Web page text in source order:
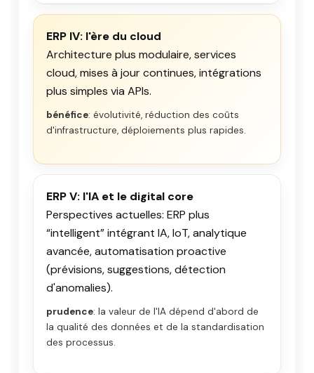
ERP IV: l'ère du cloud
Architecture plus modulaire, services
cloud, mises à jour continues, intégrations
plus simples via APIs.
bénéfice: évolutivité, réduction des coûts
d'infrastructure, déploiements plus rapides.
ERP V: l'IA et le digital core
Perspectives actuelles: ERP plus
“intelligent” intégrant IA, IoT, analytique
avancée, automatisation proactive
(prévisions, suggestions, détection
d'anomalies).
prudence: la valeur de l'IA dépend d'abord de
la qualité des données et de la standardisation
des processus.